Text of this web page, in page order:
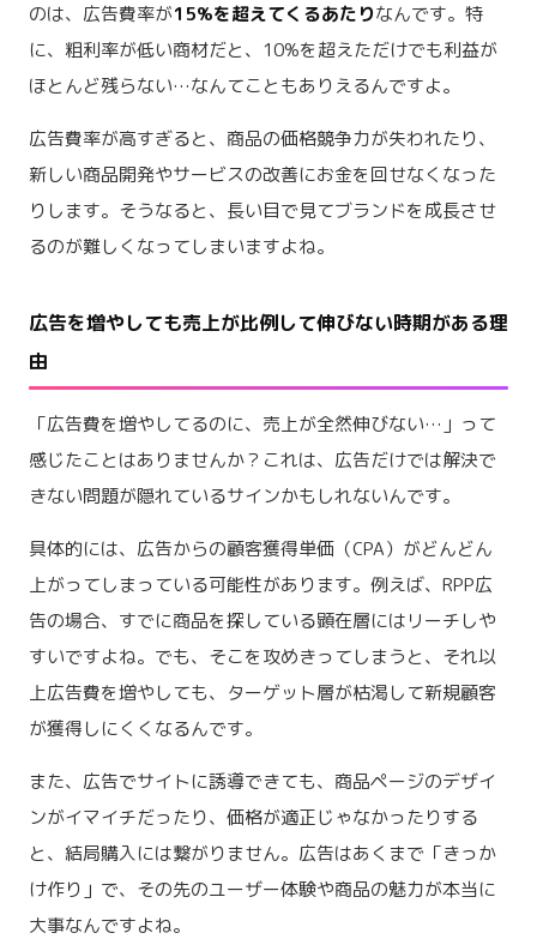
のは、広告費率が15%を超えてくるあたりなんです。特
に、粗利率が低い商材だと、10%を超えただけでも利益が
ほとんど残らない…なんてこともありえるんですよ。
広告費率が高すぎると、商品の価格競争力が失われたり、
新しい商品開発やサービスの改善にお金を回せなくなった
りします。そうなると、長い目で見てブランドを成長させ
るのが難しくなってしまいますよね。
広告を増やしても売上が比例して伸びない時期がある理
由
「広告費を増やしてるのに、売上が全然伸びない…」って
感じたことはありませんか？これは、広告だけでは解決で
きない問題が隠れているサインかもしれないんです。
具体的には、広告からの顧客獲得単価（CPA）がどんどん
上がってしまっている可能性があります。例えば、RPP広
告の場合、すでに商品を探している顕在層にはリーチしや
すいですよね。でも、そこを攻めきってしまうと、それ以
上広告費を増やしても、ターゲット層が枯渇して新規顧客
が獲得しにくくなるんです。
また、広告でサイトに誘導できても、商品ページのデザイ
ンがイマイチだったり、価格が適正じゃなかったりする
と、結局購入には繋がりません。広告はあくまで「きっか
け作り」で、その先のユーザー体験や商品の魅力が本当に
大事なんですよね。